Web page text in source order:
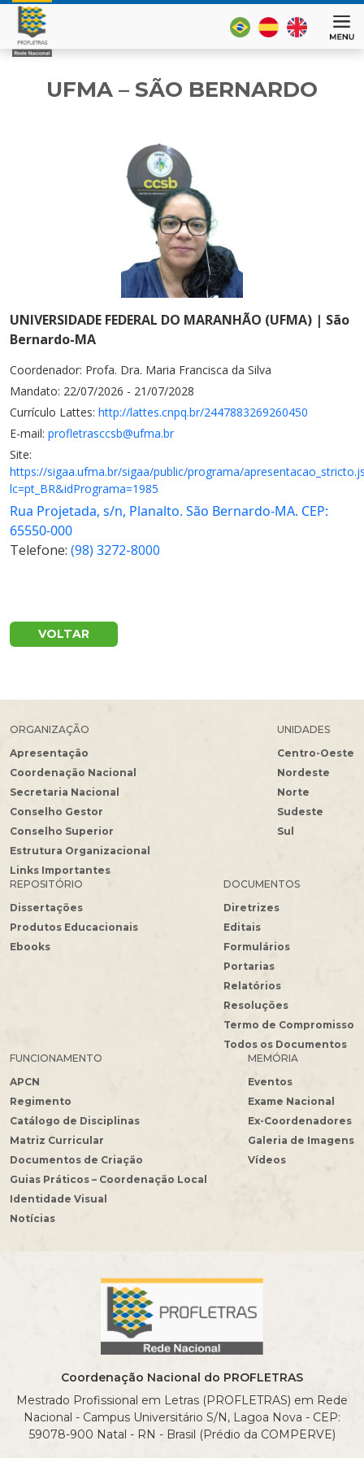
UFMA – SÃO BERNARDO
UNIVERSIDADE FEDERAL DO MARANHÃO (UFMA) | São
Bernardo-MA
Coordenador: Profa. Dra. Maria Francisca da Silva
Mandato: 22/07/2026 - 21/07/2028
Currículo Lattes: http://lattes.cnpq.br/2447883269260450
E-mail: profletrasccsb@ufma.br
Site:
https://sigaa.ufma.br/sigaa/public/programa/
lc=pt_BR&idPrograma=1985
Rua Projetada, s/n, Planalto. São Bernardo-MA. CEP:
65550-000
Telefone: (98) 3272-8000
VOLTAR
ORGANIZAÇÃO
Apresentação
Coordenação Nacional
Secretaria Nacional
Conselho Gestor
Conselho Superior
Estrutura Organizacional
Links Importantes
UNIDADES
Centro-Oeste
Nordeste
Norte
Sudeste
Sul
REPOSITÓRIO
Dissertações
Produtos Educacionais
Ebooks
DOCUMENTOS
Diretrizes
Editais
Formulários
Portarias
Relatórios
Resoluções
Termo de Compromisso
Todos os Documentos
FUNCIONAMENTO
APCN
Regimento
Catálogo de Disciplinas
Matriz Curricular
Documentos de Criação
Guias Práticos – Coordenação Local
Identidade Visual
MEMÓRIA
Eventos
Exame Nacional
Ex-Coordenadores
Galeria de Imagens
Vídeos
Notícias
Coordenação Nacional do PROFLETRAS
Mestrado Profissional em Letras (PROFLETRAS) em Rede
Nacional - Campus Universitário S/N, Lagoa Nova - CEP:
59078-900 Natal - RN - Brasil (Prédio da COMPERVE)